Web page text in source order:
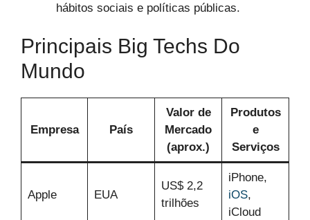
hábitos sociais e políticas públicas.
Principais Big Techs Do
Mundo
Empresa País
Valor de
Mercado
(aprox.)
Produtos
e
Serviços
Apple EUA
US$ 2,2
trilhões
iPhone,
iOS,
iCloud